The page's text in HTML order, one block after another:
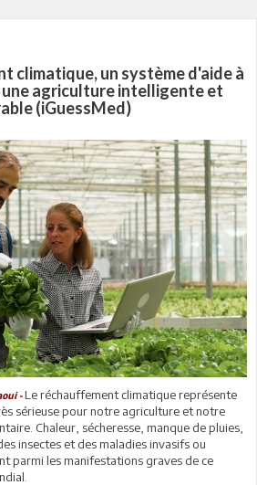
climatique, un système d'aide à
une agriculture intelligente et
(iGuessMed)
-Le réchauffement climatique représente
sérieuse pour notre agriculture et notre
Chaleur, sécheresse, manque de pluies,
insectes et des maladies invasifs ou
parmi les manifestations graves de ce